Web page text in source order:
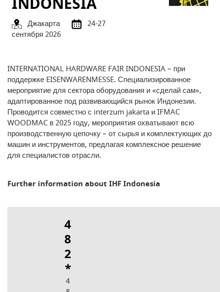
Джакарта
24-27
сентября 2026
INTERNATIONAL HARDWARE FAIR INDONESIA – при
поддержке EISENWARENMESSE. Специализированное
мероприятие для сектора оборудования и «сделай сам»,
адаптированное под развивающийся рынок Индонезии.
Проводится совместно с interzum jakarta и IFMAC
WOODMAC в 2025 году, мероприятия охватывают всю
производственную цепочку – от сырья и комплектующих до
машин и инструментов, предлагая комплексное решение
для специалистов отрасли.
Further information about IHF Indonesia
4
8
2
*
4